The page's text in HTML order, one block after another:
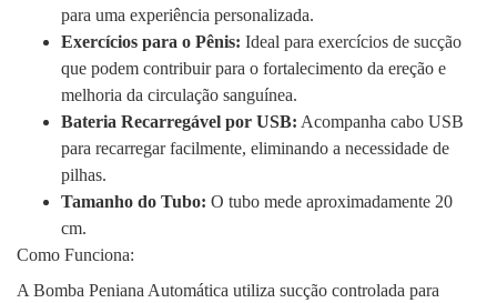
para uma experiência personalizada.
Exercícios para o Pênis: Ideal para exercícios de sucção
que podem contribuir para o fortalecimento da ereção e
melhoria da circulação sanguínea.
Bateria Recarregável por USB: Acompanha cabo USB
para recarregar facilmente, eliminando a necessidade de
pilhas.
Tamanho do Tubo: O tubo mede aproximadamente 20
cm.
Como Funciona:
A Bomba Peniana Automática utiliza sucção controlada para